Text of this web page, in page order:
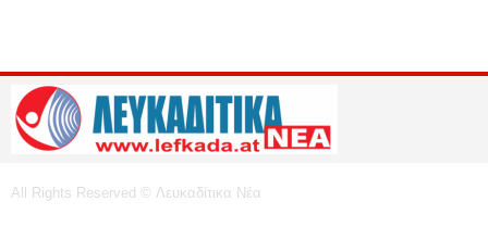
All Rights Reserved © Λευκαδίτικα Νέα